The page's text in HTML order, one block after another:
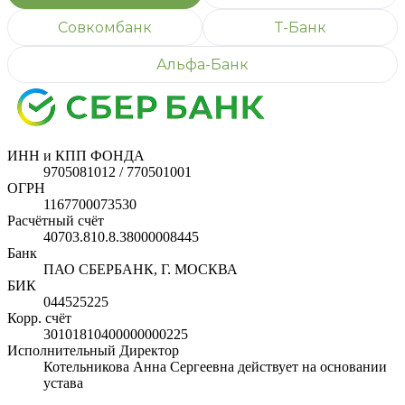
Совкомбанк Т-Банк
Альфа-Банк
ИНН и КПП ФОНДА
9705081012 / 770501001
ОГРН
1167700073530
Расчётный счёт
40703.810.8.38000008445
Банк
ПАО СБЕРБАНК, Г. МОСКВА
БИК
044525225
Корр. счёт
30101810400000000225
Исполнительный Директор
Котельникова Анна Сергеевна действует на основании
устава